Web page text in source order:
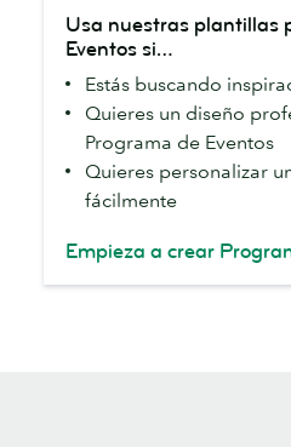
nuestras
plantillas
para
Programas
Eventos
Usa nuestras plantillas
Eventos si…
Estás buscando
Quieres un diseño
Programa de Eventos
Quieres personalizar
fácilmente
Empieza a crear